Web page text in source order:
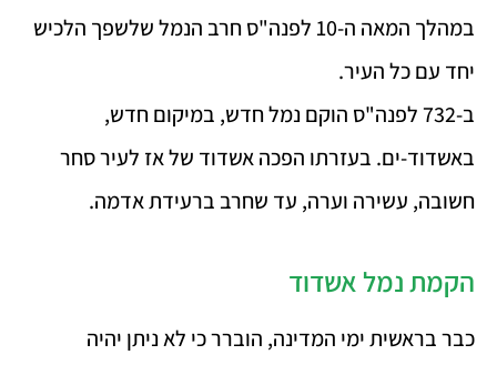
במהלך המאה ה-10 לפנה"ס חרב הנמל שלשפך הלכיש
יחד עם כל העיר.
ב-732 לפנה"ס הוקם נמל חדש, במיקום חדש,
באשדוד-ים. בעזרתו הפכה אשדוד של אז לעיר סחר
חשובה, עשירה וערה, עד שחרב ברעידת אדמה.
הקמת נמל אשדוד
כבר בראשית ימי המדינה, הוברר כי לא ניתן יהיה